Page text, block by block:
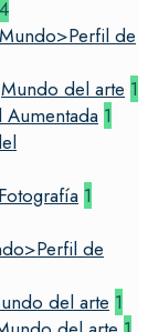
4
de
del arte 1
1
1
de
del arte 1